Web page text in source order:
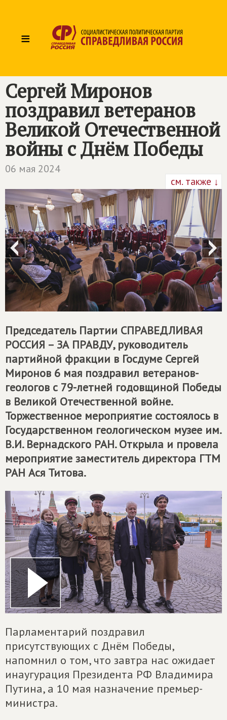
≡
Сергей Миронов
поздравил ветеранов
Великой Отечественной
войны с Днём Победы
06 мая 2024
см. также ↓
Председатель Партии СПРАВЕДЛИВАЯ
РОССИЯ – ЗА ПРАВДУ, руководитель
партийной фракции в Госдуме Сергей
Миронов 6 мая поздравил ветеранов-
геологов с 79-летней годовщиной Победы
в Великой Отечественной войне.
Торжественное мероприятие состоялось в
Государственном геологическом музее им.
В.И. Вернадского РАН. Открыла и провела
мероприятие заместитель директора ГТМ
РАН Ася Титова.
Парламентарий поздравил
присутствующих с Днём Победы,
напомнил о том, что завтра нас ожидает
инаугурация Президента РФ Владимира
Путина, а 10 мая назначение премьер-
министра.